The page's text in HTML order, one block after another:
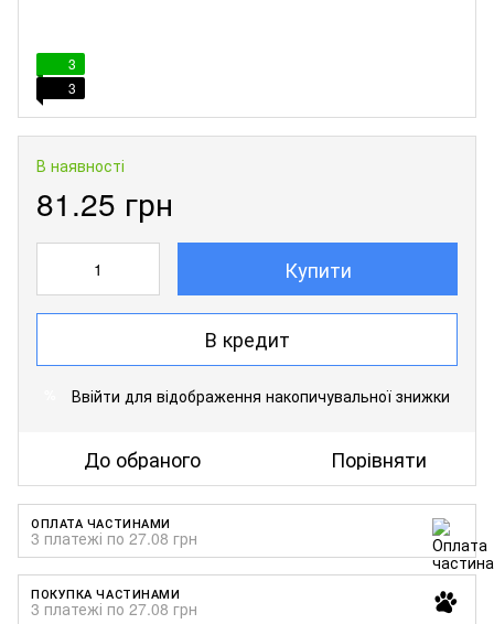
3
3
В наявності
81.25 грн
Купити
В кредит
Ввійти для відображення накопичувальної знижки
До обраного Порівняти
ОПЛАТА ЧАСТИНАМИ
3 платежі по 27.08 грн
ПОКУПКА ЧАСТИНАМИ
3 платежі по 27.08 грн